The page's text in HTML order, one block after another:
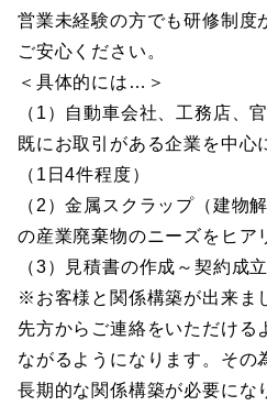
営業未経験の方でも研修制度
ご安心ください。
＜具体的には…＞
（1）自動車会社、工務店、
既にお取引がある企業を中心
（1日4件程度）
（2）金属スクラップ（建物
の産業廃棄物のニーズをヒア
（3）見積書の作成～契約成立
※お客様と関係構築が出来ま
先方からご連絡をいただける
ながるようになります。その
長期的な関係構築が必要にな